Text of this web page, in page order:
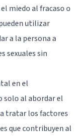
miedo al fracaso o
utilizar
a la persona a
sexuales sin
en el
al abordar el
tratar los factores
que contribuyen al